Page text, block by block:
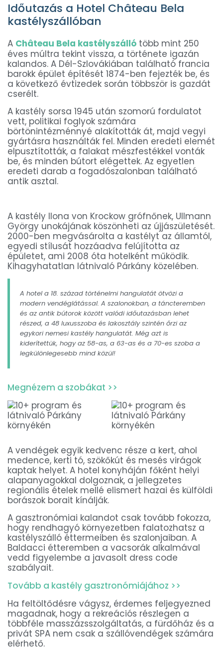
Időutazás a Hotel Château Bela
kastélyszállóban
A Château Bela kastélyszálló több mint 250
éves múltra tekint vissza, a története igazán
kalandos. A Dél-Szlovákiában található francia
barokk épület építését 1874-ben fejezték be, és
a következő évtizedek során többször is gazdát
cserélt.
A kastély sorsa 1945 után szomorú fordulatot
vett, politikai foglyok számára
börtönintézménnyé alakították át, majd vegyi
gyártásra használták fel. Minden eredeti elemét
elpusztították, a falakat mészfestékkel vonták
be, és minden bútort elégettek. Az egyetlen
eredeti darab a fogadószalonban található
antik asztal.
A kastély Ilona von Krockow grófnőnek, Ullmann
György unokájának köszönheti az újjászületését.
2000-ben megvásárolta a kastélyt az államtól,
egyedi stílusát hozzáadva felújította az
épületet, ami 2008 óta hotelként működik.
Kihagyhatatlan látnivaló Párkány közelében.
A hotel a 18. század történelmi hangulatát ötvözi a
modern vendéglátással. A szalonokban, a táncteremben
és az antik bútorok között valódi időutazásban lehet
részed, a 48 luxusszoba és lakosztály szintén őrzi az
egykori nemesi kastély hangulatát. Még azt is
kiderítettük, hogy az 58-as, a 63-as és a 70-es szoba a
legkülönlegesebb mind közül!
Megnézem a szobákat >>
A vendégek egyik kedvenc része a kert, ahol
medence, kerti tó, szökőkút és mesés virágok
kaptak helyet. A hotel konyháján főként helyi
alapanyagokkal dolgoznak, a jellegzetes
regionális ételek mellé elismert hazai és külföldi
borászok borait kínálják.
A gasztronómiai kalandot csak tovább fokozza,
hogy rendhagyó környezetben falatozhatsz a
kastélyszálló éttermeiben és szalonjaiban. A
Baldacci étteremben a vacsorák alkalmával
vedd figyelembe a javasolt dress code
szabályait.
Tovább a kastély gasztronómiájához >>
Ha feltöltődésre vágysz, érdemes feljegyezned
magadnak, hogy a rekreációs részlegen a
többféle masszázsszolgáltatás, a fürdőház és a
privát SPA nem csak a szállóvendégek számára
elérhető.